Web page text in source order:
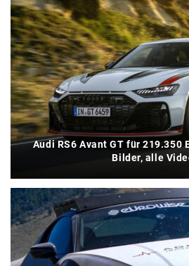
Audi RS6 Avant GT für 219.350
Bilder, alle